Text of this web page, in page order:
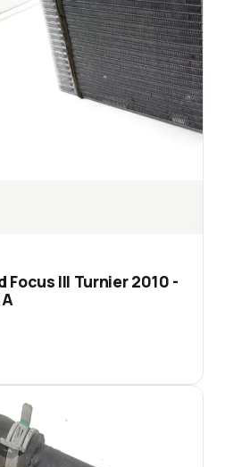
Focus III Turnier 2010 -